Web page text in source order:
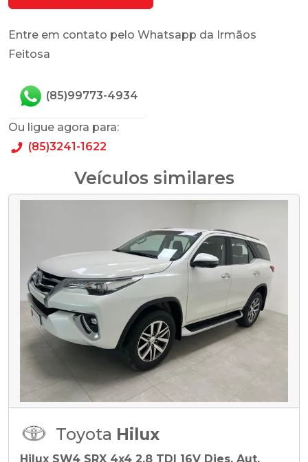
Entre em contato pelo Whatsapp da Irmãos
Feitosa
(85)99773-4934
Ou ligue agora para:
(85)3241-1622
Veículos similares
Toyota Hilux
Hilux SW4 SRX 4x4 2.8 TDI 16V Dies. Aut.